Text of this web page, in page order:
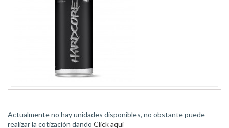
Actualmente no hay unidades disponibles, no obstante puede
realizar la cotización dando Click aquí